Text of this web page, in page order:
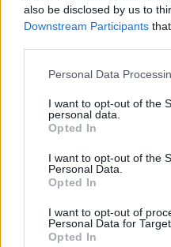
also be disclosed by us to
Downstream Participants
Please note that this
not limited to your visit or
grant or deny consent to
use your data for below
consent section.
Personal Data
I want to opt-out of the
personal data.
Opted In
I want to opt-out of the
Personal Data.
Opted In
I want to opt-out of
Personal Data for
Opted In
2026.08.06. Fazekas Adrián
A Szolnok megyei
Ahogy korábban már írtunk
Agrárminisztérium és a
JNSZ megyei hírek